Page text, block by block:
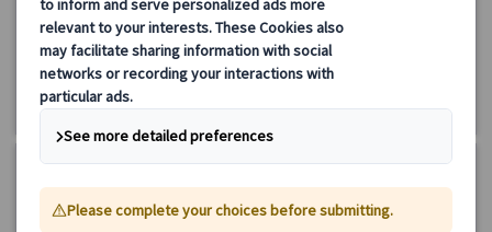
詳細を見る
毎日(第一日曜日、4/12、5/1・8、7/14・26、9/14・19・20を
除く)4時間